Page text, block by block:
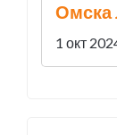
Омска
1 окт